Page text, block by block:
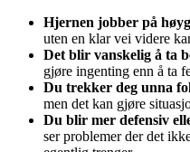
Hjernen jobber på
uten en klar vei videre
Det blir vanskelig å ta
gjøre ingenting enn å ta
Du trekker deg unna
men det kan gjøre
Du blir mer defensiv
ser problemer der det